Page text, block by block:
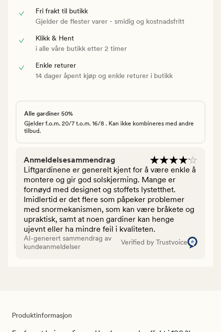
Fri frakt til butikk
Gjelder de flester varer - smidig og kostnadsfritt
Klikk & Hent
i alle våre butikk etter 2 timer
Enkle returer
14 dager åpent kjøp og enkle returer i butikk
Alle gardiner 50%
Gjelder f.o.m. 20/7 t.o.m. 16/8 . Kan ikke kombineres med andre
tilbud.
Anmeldelsesammendrag
Liftgardinene er generelt kjent for å være enkle å
montere og gir god solskjerming. Mange er
fornøyd med designet og stoffets lystetthet.
Imidlertid er det flere som påpeker problemer
med snormekanismen, som kan være bråkete og
upraktisk, samt at noen gardiner kan henge
ujevnt eller ha mindre feil i kvaliteten.
AI-generert sammendrag av
kundeanmeldelser
Verified by Trustvoice
Produktinformasjon